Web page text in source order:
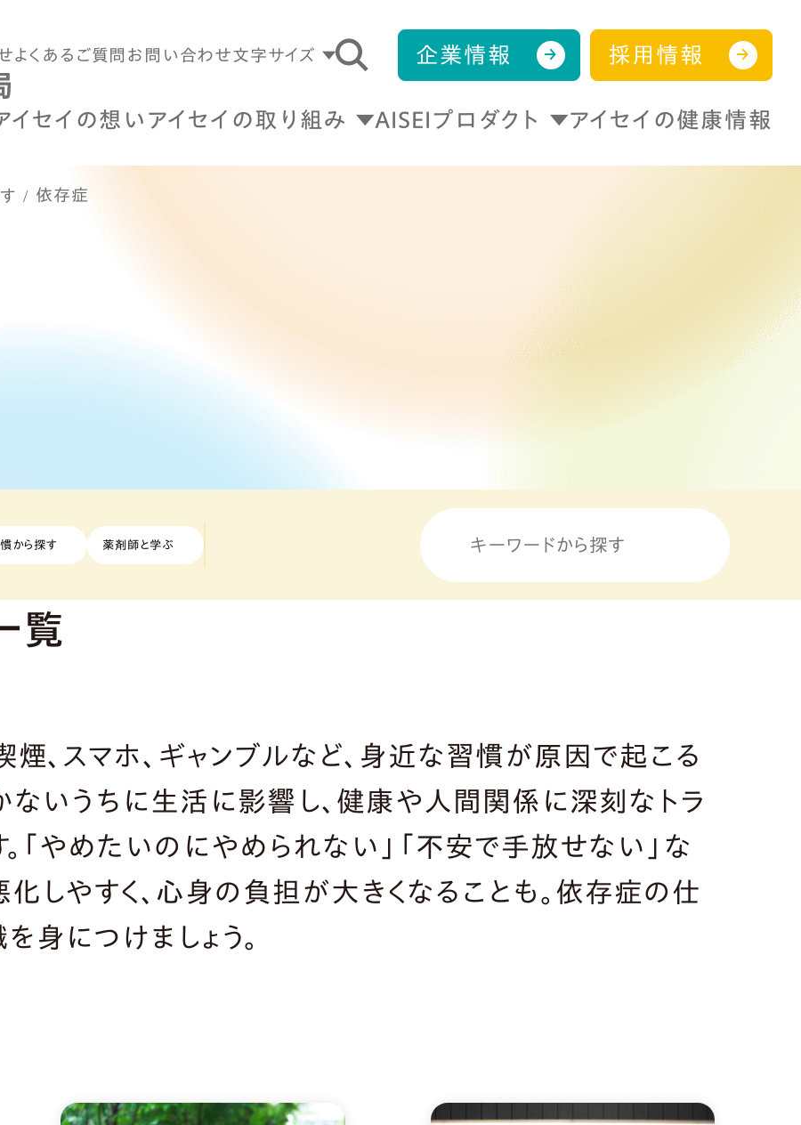
よくあるご質問 お問い合わせ文字サイズ 企業情報 採用情報
イセイの想い アイセイの取り組み AISEIプロダクト アイセイの健康情報
依存症
から探す 薬剤師と学ぶ
覧
、スマホ、ギャンブルなど、身近な習慣が原因で起こる
ないうちに生活に影響し、健康や人間関係に深刻なトラ
「やめたいのにやめられない」「不安で手放せない」な
しやすく、心身の負担が大きくなることも。依存症の仕
身につけましょう。